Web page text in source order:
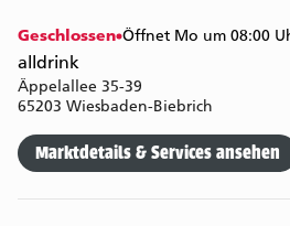
Geschlossen Öffnet Mo um 08:00
alldrink
Äppelallee 35-39
65203 Wiesbaden-Biebrich
Marktdetails & Services ansehen